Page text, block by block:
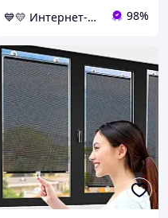
💙💛 Интернет-магазин Non-Stop 🎁％🚚 ⤵ 98%